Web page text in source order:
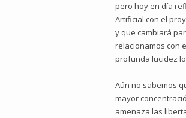
pero hoy en día
Artificial con el
y que cambiará
relacionamos con
profunda lucidez
Aún no sabemos
mayor
amenaza las